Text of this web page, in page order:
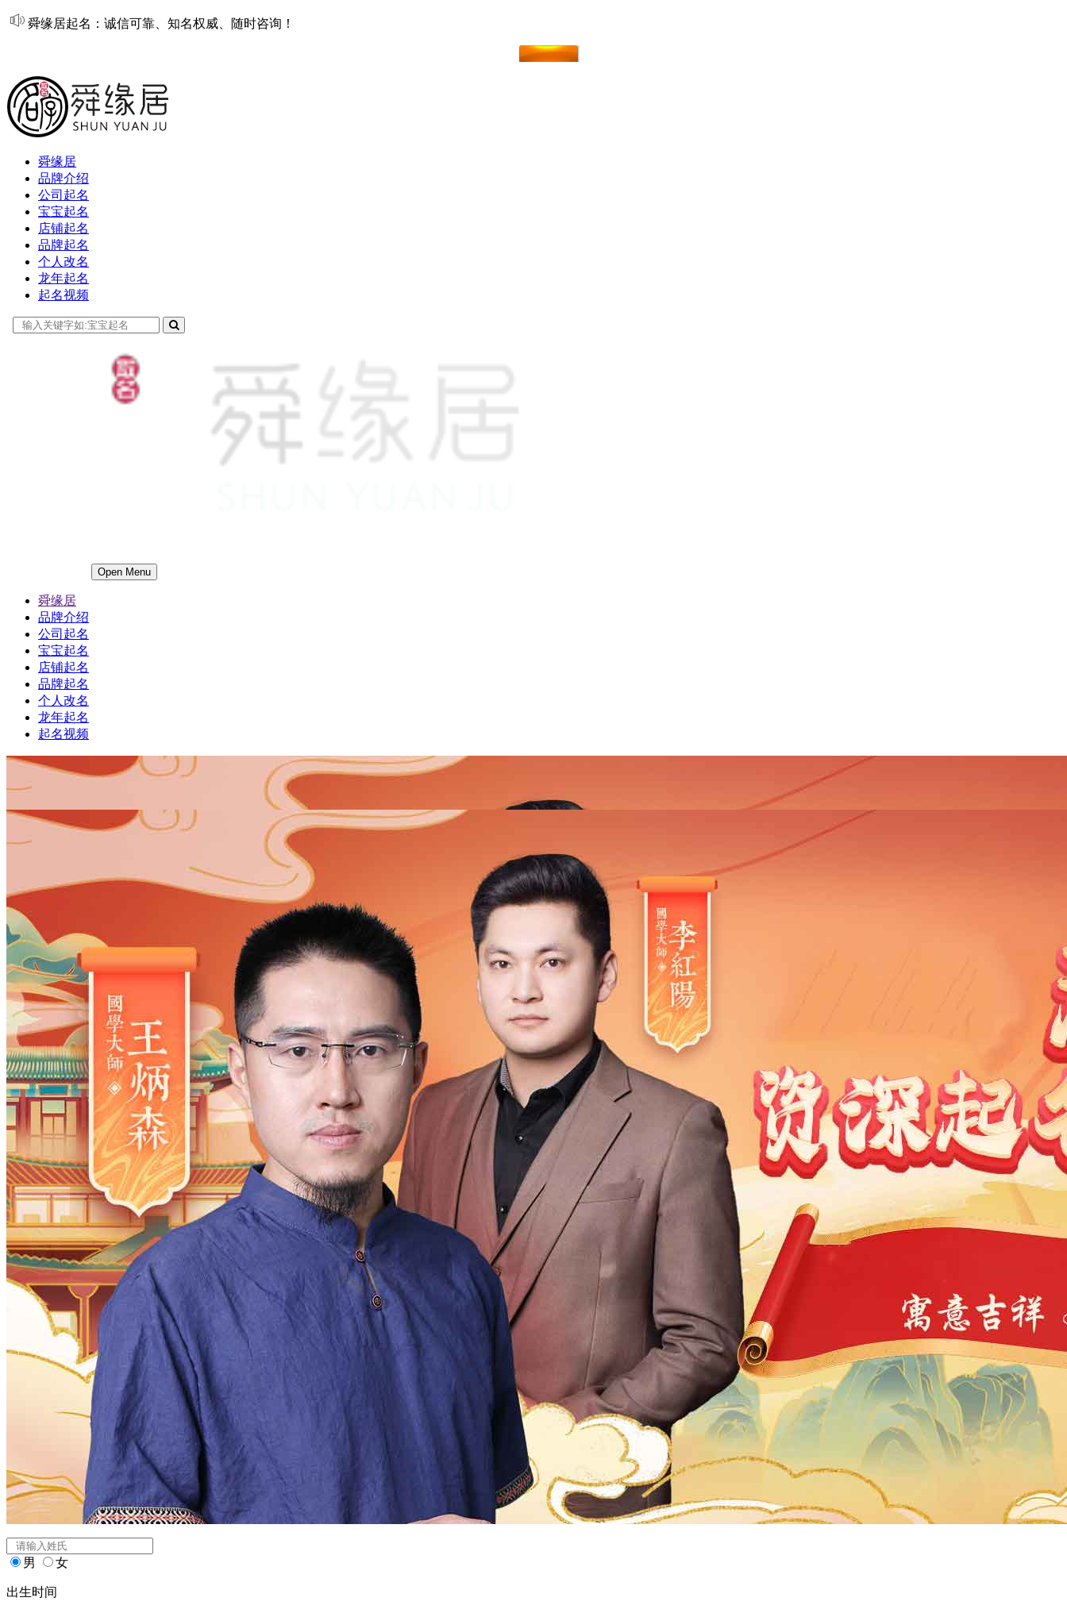
舜缘居起名：诚信可靠、知名权威、随时咨询！
舜缘居
品牌介绍
公司起名
宝宝起名
店铺起名
品牌起名
个人改名
龙年起名
起名视频
Open Menu
舜缘居
品牌介绍
公司起名
宝宝起名
店铺起名
品牌起名
个人改名
龙年起名
起名视频
男
男 女
出生时间
2026年 日11 时3分
年
2028
2027 2026 2025 2024 2023 2022 2021 2020 2019 2018 2017 2016 2012
2007
2006
2005 2004 2003 2002 1998 1997 1996 1995 1994 1993 1992 1990 1989 1988 1987 1986 1985
1984
1983
1982 1981 1980 1979 1977 1975 1974 1973 1972 1971 1969 1968 1967 1966 1965 1964 1963
1962
1961
1960 1959 1958 1957 1955 1954 1953 1952 1951 1950 1948 1947 1946 1945 1944 1943 1942 1941 1940
1939
1938
1937 1936 1935 1934 1933 1932 1931 1929 1928 1927 1926 1924 1923 1922 1921 1920 1919 1918
1917
1915 1914 1913 1911 1910 1909 1908 1907 1906 1905 1902 1901 1900
月
12
11 10 9 8 7 6 4 3 2 1
日
31
30 29 28 27 26 25 24 23 19 18 17 9 7 6 5 4 1
时
23
22 21 20 19 18 17 16 14 13 11 8
59
58 56 52 51 50 49 48 45 40 39 38 37 33 32 31 30
29
28
27 25 24 22 21 14 9 8 6 2 1 0
宝宝起名
*
男 女
出生时间